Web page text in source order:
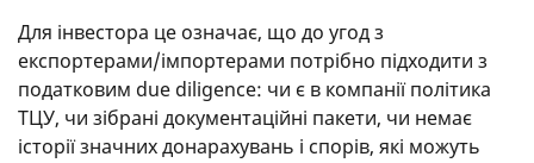
Для інвестора це означає, що до угод з
експортерами/імпортерами потрібно підходити з
податковим due diligence: чи є в компанії політика
ТЦУ, чи зібрані документаційні пакети, чи немає
історії значних донарахувань і спорів, які можуть